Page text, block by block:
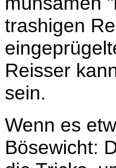
trashigen
Reisser
sein.
Wenn es
Bösewicht: